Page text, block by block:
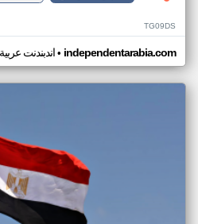
TG09DS
اندبندنت عربية• independentarabia.com